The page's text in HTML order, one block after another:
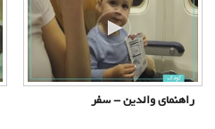
راهنمای والدین - سفر